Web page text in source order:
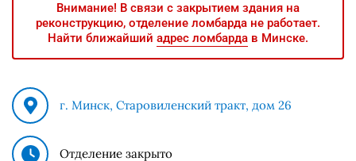
Внимание! В связи с закрытием здания на
реконструкцию, отделение ломбарда не работает.
Найти ближайший адрес ломбарда в Минске.
г. Минск, Старовиленский тракт, дом 26
Отделение закрыто